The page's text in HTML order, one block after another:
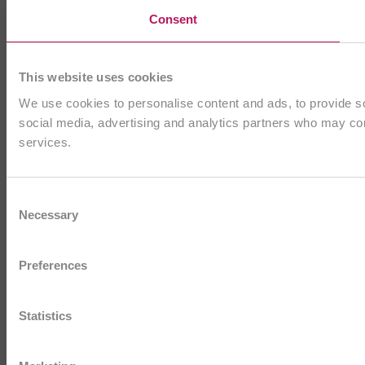
Consent
This website uses cookies
We use cookies to personalise content and ads, to provide
social media, advertising and analytics partners who may
services.
Selection
Necessary
Preferences
Statistics